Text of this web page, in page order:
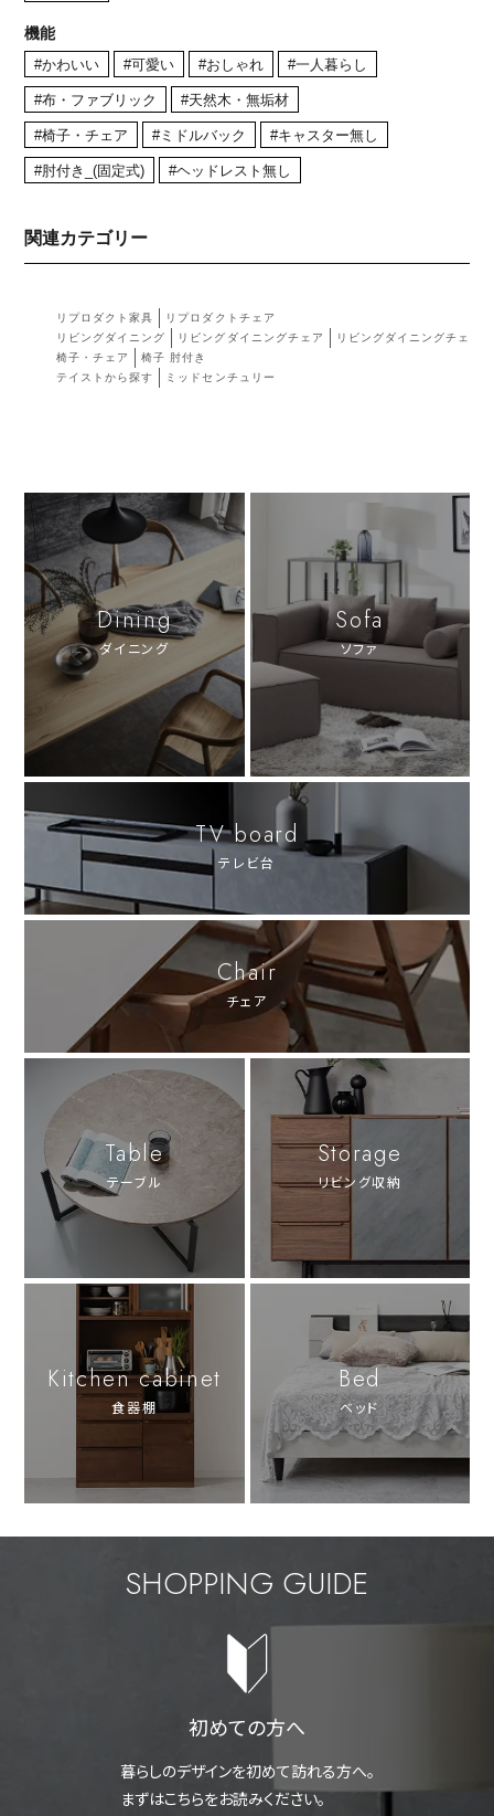
機能
#かわいい #可愛い #おしゃれ #一人暮らし
#布・ファブリック #天然木・無垢材
#椅子・チェア #ミドルバック #キャスター無し
#肘付き_(固定式) #ヘッドレスト無し
関連カテゴリー
リプロダクト家具
リプロダクトチェア
リビングダイニング
リビングダイニングチェア
リビングダイニングチェア
椅子・チェア
椅子 肘付き
テイストから探す
ミッドセンチュリー
Dining
ダイニング
Sofa
ソファ
TV board
テレビ台
Chair
チェア
Table
テーブル
Storage
リビング収納
Kitchen cabinet
食器棚
Bed
ベッド
SHOPPING GUIDE
初めての方へ
暮らしのデザインを初めて訪れる方へ。
まずはこちらをお読みください。